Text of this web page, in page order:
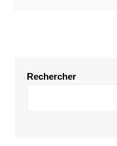
Rechercher